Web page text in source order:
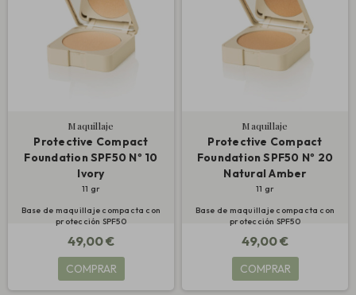
Maquillaje
Protective Compact
Foundation SPF50 Nº 10
Ivory
11 gr
Base de maquillaje compacta con
protección SPF50
49,00 €
COMPRAR
Maquillaje
Protective Compact
Foundation SPF50 Nº 20
Natural Amber
11 gr
Base de maquillaje compacta con
protección SPF50
49,00 €
COMPRAR